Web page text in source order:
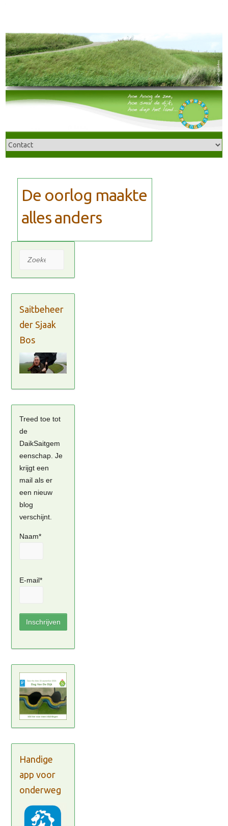
Zoeken
Saitbeheer
der Sjaak
Bos
Treed toe tot
de
DaikSaitgem
eenschap. Je
krijgt een
mail als er
een nieuw
blog
verschijnt.
Naam*
E-mail*
Handige
app voor
onderweg